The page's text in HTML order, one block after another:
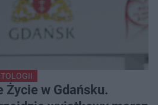
Życie w Gdańsku.